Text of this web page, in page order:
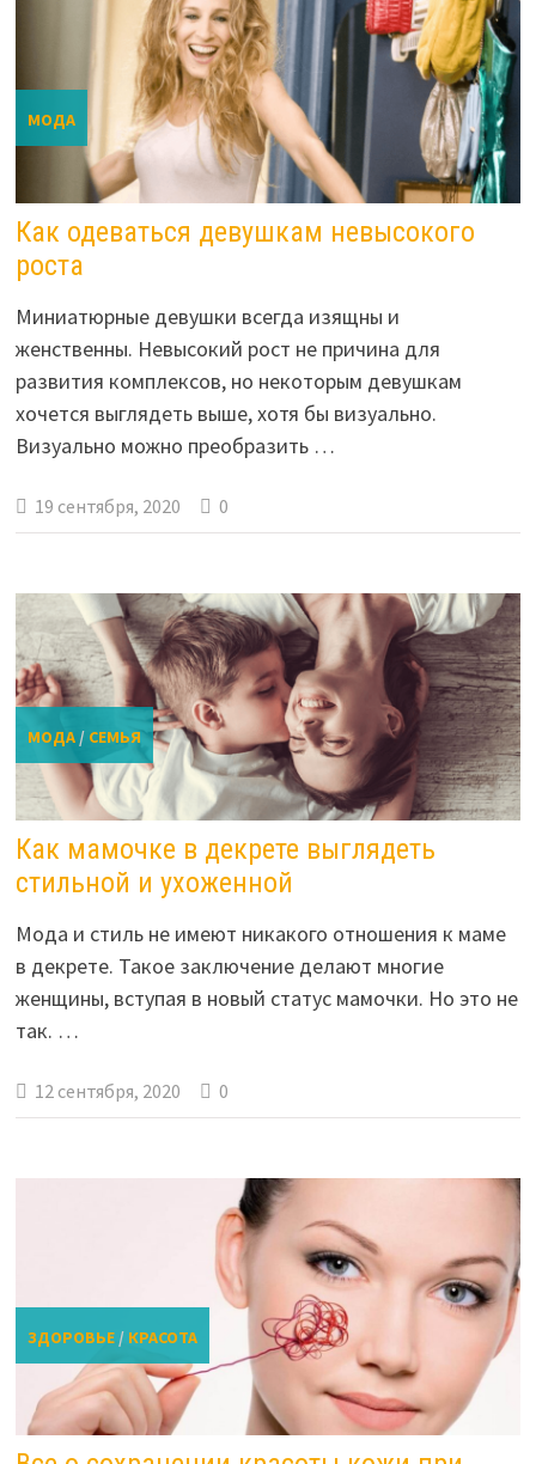
МОДА
Как одеваться девушкам невысокого
роста
Миниатюрные девушки всегда изящны и
женственны. Невысокий рост не причина для
развития комплексов, но некоторым девушкам
хочется выглядеть выше, хотя бы визуально.
Визуально можно преобразить …
19 сентября, 2020 0
МОДА/ СЕМЬЯ
Как мамочке в декрете выглядеть
стильной и ухоженной
Мода и стиль не имеют никакого отношения к маме
в декрете. Такое заключение делают многие
женщины, вступая в новый статус мамочки. Но это не
так. …
12 сентября, 2020 0
ЗДОРОВЬЕ/ КРАСОТА